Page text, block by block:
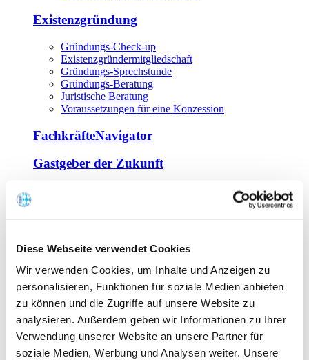
Diese Webseite verwendet Cookies
Wir verwenden Cookies, um Inhalte und Anzeigen zu
personalisieren, Funktionen für soziale Medien anbieten
zu können und die Zugriffe auf unsere Website zu
analysieren. Außerdem geben wir Informationen zu Ihrer
Verwendung unserer Website an unsere Partner für
soziale Medien, Werbung und Analysen weiter. Unsere
Existenzgründung
Gründungs-Check-up
Existenzgründermitgliedschaft
Gründungs-Sprechstunde
Gründungs-Beratung
Juristische Beratung
Voraussetzungen für eine Konzession
FachkräfteNavigator
Gastgeber der Zukunft
Offene Seminare
Tagen im Palais
Wirte-und Unternehmerbrief
Lernplattform BOUNTI
Partner
Branchennahe Organisationen